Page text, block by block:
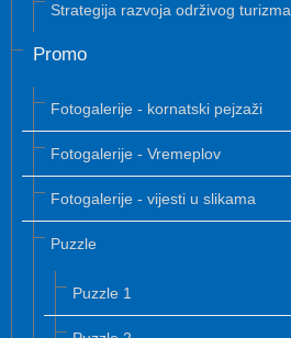
Strategija razvoja održivog turizma
Promo
Fotogalerije - kornatski pejzaži
Fotogalerije - Vremeplov
Fotogalerije - vijesti u slikama
Puzzle
Puzzle 1